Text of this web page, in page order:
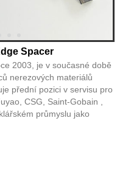
Spacer
2003, je v současné době
nerezových materiálů
přední pozici v servisu pro
CSG, Saint-Gobain ,
průmyslu jako